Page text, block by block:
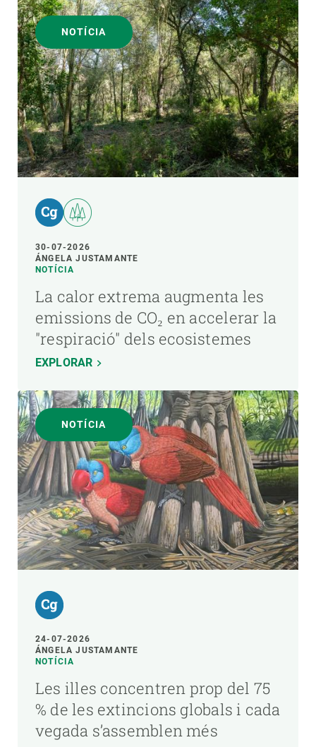
NOTÍCIA
30-07-2026
ÁNGELA JUSTAMANTE
NOTÍCIA
La calor extrema augmenta les
emissions de CO₂ en accelerar la
"respiració" dels ecosistemes
EXPLORAR
NOTÍCIA
24-07-2026
ÁNGELA JUSTAMANTE
NOTÍCIA
Les illes concentren prop del 75
% de les extincions globals i cada
vegada s’assemblen més